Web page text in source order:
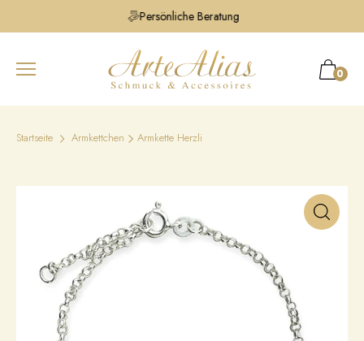
Persönliche Beratung
0
Startseite Armkettchen Armkette Herzli